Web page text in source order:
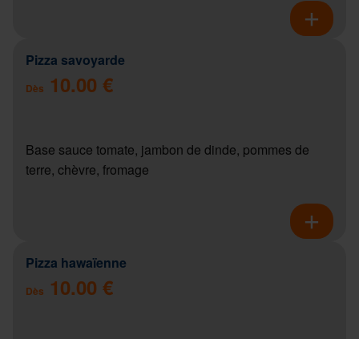
Pizza savoyarde
Dès 10.00 €
Base sauce tomate, jambon de dinde, pommes de
terre, chèvre, fromage
Pizza hawaïenne
Dès 10.00 €